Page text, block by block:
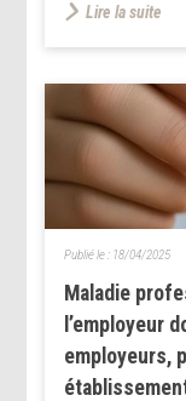
Lire la suite
Maladie
l’employeur
employeurs,
Publié le : 18/04/2025